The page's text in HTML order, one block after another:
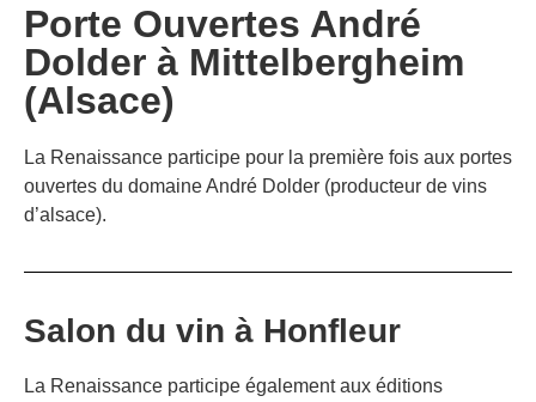
Porte Ouvertes André
Dolder à Mittelbergheim
(Alsace)
La Renaissance participe pour la première fois aux portes
ouvertes du domaine André Dolder (producteur de vins
d’alsace).
Salon du vin à Honfleur
La Renaissance participe également aux éditions